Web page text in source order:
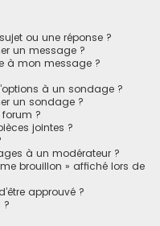
ou une réponse ?
un message ?
à mon message ?
à un sondage ?
un sondage ?
?
jointes ?
à un modérateur ?
brouillon » affiché lors de
approuvé ?
?